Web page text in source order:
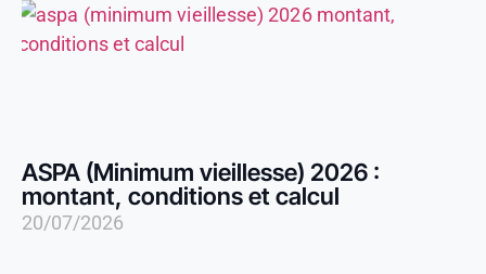
ASPA (Minimum vieillesse) 2026 :
montant, conditions et calcul
20/07/2026